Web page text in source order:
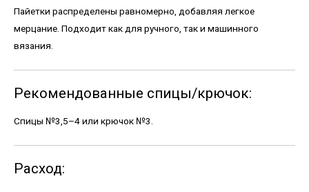
Пайетки распределены равномерно, добавляя легкое
мерцание. Подходит как для ручного, так и машинного
вязания.
Рекомендованные спицы/крючок:
Спицы №3,5–4 или крючок №3.
Расход: